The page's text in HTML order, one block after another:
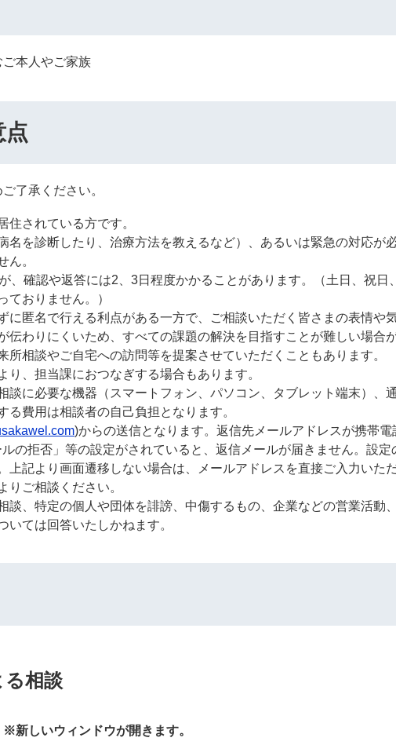
本人やご家族
点
了承ください。
住されている方です。
名を診断したり、治療方法を教えるなど）、あるいは緊急の対応が
ん。
、確認や返答には2、3日程度かかることがあります。（土日、祝日、
ておりません。）
に匿名で行える利点がある一方で、ご相談いただく皆さまの表情や
伝わりにくいため、すべての課題の解決を目指すことが難しい場合
所相談やご自宅への訪問等を提案させていただくこともあります。
り、担当課におつなぎする場合もあります。
談に必要な機器（スマートフォン、パソコン、タブレット端末）、通
る費用は相談者の自己負担となります。
)からの送信となります。返信先メールアドレスが携帯電
の拒否」等の設定がされていると、返信メールが届きません。設定
上記より画面遷移しない場合は、メールアドレスを直接ご入力いた
りご相談ください。
談、特定の個人や団体を誹謗、中傷するもの、企業などの営業活動、
いては回答いたしかねます。
る相談
新しいウィンドウが開きます。